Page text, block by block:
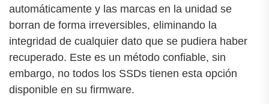
automáticamente y las marcas en la unidad se
borran de forma irreversibles, eliminando la
integridad de cualquier dato que se pudiera haber
recuperado. Este es un método confiable, sin
embargo, no todos los SSDs tienen esta opción
disponible en su firmware.